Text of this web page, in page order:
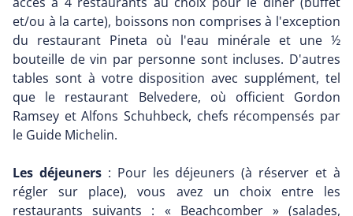
et/ou à la carte), boissons non comprises à l'exception
du restaurant Pineta où l'eau minérale et une ½
bouteille de vin par personne sont incluses. D'autres
tables sont à votre disposition avec supplément, tel
que le restaurant Belvedere, où officient Gordon
Ramsey et Alfons Schuhbeck, chefs récompensés par
le Guide Michelin.
Les déjeuners: Pour les déjeuners (à réserver et à
régler sur place), vous avez un choix entre les
restaurants suivants : « Beachcomber » (salades,